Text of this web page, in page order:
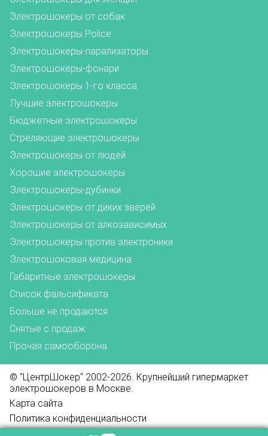
Электрошокеры от собак
Электрошокеры Police
Электрошокеры-парализаторы
Электрошокеры-фонари
Электрошокеры 1-го класса
Лучшие электрошокеры
Бюджетные электрошокеры
Стреляющие электрошокеры
Электрошокеры от людей
Хорошие электрошокеры
Электрошокеры-дубинки
Электрошокеры от диких зверей
Электрошокеры от алкозависимых
Электрошокеры против электроники
Электрошоковая медицина
Габаритные электрошокеры
Список фальсификата
Больше не продаются
Снятые с продаж
Прочая самооборона
© "ЦентрШокер" 2002-2026. Крупнейший гипермаркет
электрошокеров в Москве.
Карта сайта
Политика конфиденциальности